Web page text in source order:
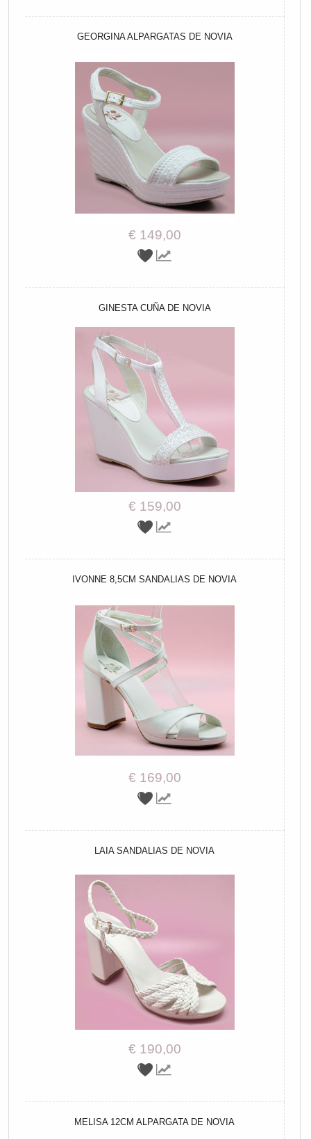
GEORGINA ALPARGATAS DE NOVIA
€ 149,00
GINESTA CUÑA DE NOVIA
€ 159,00
IVONNE 8,5CM SANDALIAS DE NOVIA
€ 169,00
LAIA SANDALIAS DE NOVIA
€ 190,00
MELISA 12CM ALPARGATA DE NOVIA